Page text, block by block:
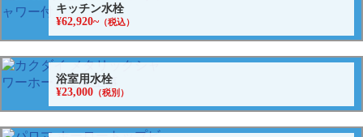
キッチン水栓
¥62,920~（税込）
浴室用水栓
¥23,000（税別）